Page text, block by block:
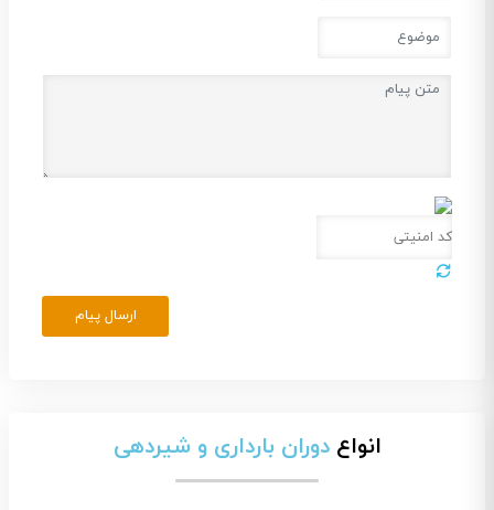
ارسال پیام
انواعدوران بارداری و شیردهی